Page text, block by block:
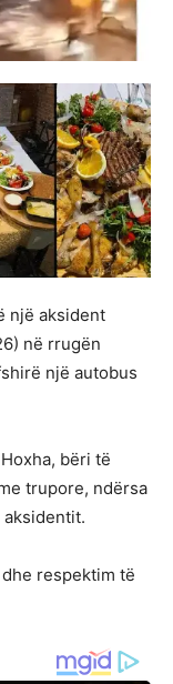
një aksident
në rrugën
një autobus
bëri të
trupore, ndërsa
respektim të